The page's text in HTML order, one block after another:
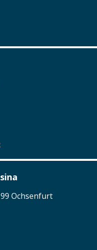
Ochsenfurt